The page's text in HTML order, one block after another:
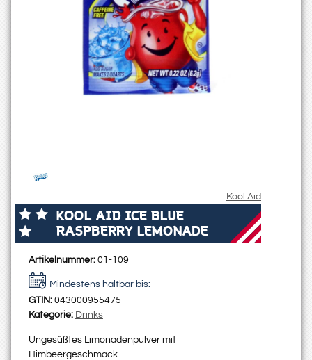
Kool Aid
KOOL AID ICE BLUE
RASPBERRY LEMONADE
Artikelnummer: 01-109
Mindestens haltbar bis:
GTIN: 043000955475
Kategorie: Drinks
Ungesüßtes Limonadenpulver mit
Himbeergeschmack